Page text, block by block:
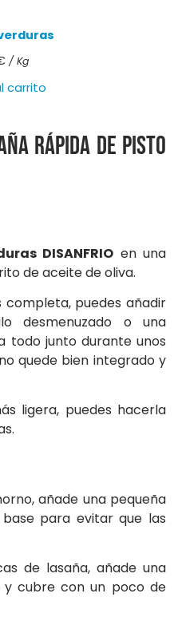
/ Kg
carrito
rápida de pisto
DISANFRIO en una
de aceite de oliva.
completa, puedes añadir
desmenuzado o una
todo junto durante unos
quede bien integrado y
ligera, puedes hacerla
añade una pequeña
para evitar que las
de lasaña, añade una
cubre con un poco de